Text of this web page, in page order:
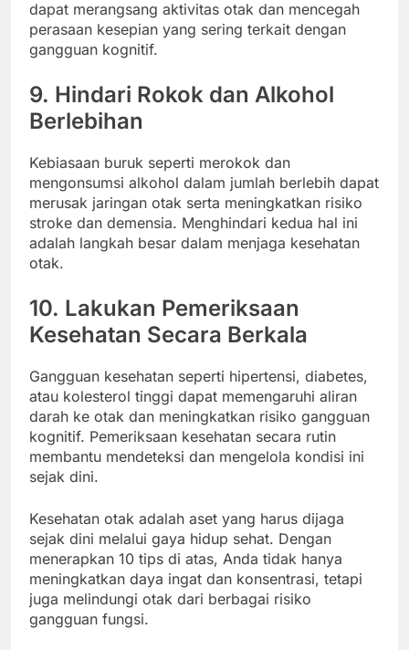
dapat merangsang aktivitas otak dan mencegah
perasaan kesepian yang sering terkait dengan
gangguan kognitif.
9. Hindari Rokok dan Alkohol
Berlebihan
Kebiasaan buruk seperti merokok dan
mengonsumsi alkohol dalam jumlah berlebih dapat
merusak jaringan otak serta meningkatkan risiko
stroke dan demensia. Menghindari kedua hal ini
adalah langkah besar dalam menjaga kesehatan
otak.
10. Lakukan Pemeriksaan
Kesehatan Secara Berkala
Gangguan kesehatan seperti hipertensi, diabetes,
atau kolesterol tinggi dapat memengaruhi aliran
darah ke otak dan meningkatkan risiko gangguan
kognitif. Pemeriksaan kesehatan secara rutin
membantu mendeteksi dan mengelola kondisi ini
sejak dini.
Kesehatan otak adalah aset yang harus dijaga
sejak dini melalui gaya hidup sehat. Dengan
menerapkan 10 tips di atas, Anda tidak hanya
meningkatkan daya ingat dan konsentrasi, tetapi
juga melindungi otak dari berbagai risiko
gangguan fungsi.